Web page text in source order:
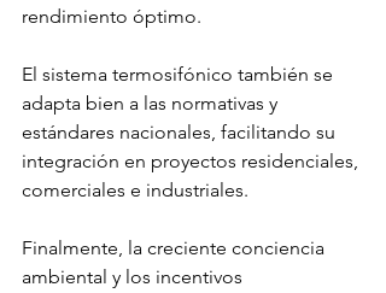
rendimiento óptimo.
El sistema termosifónico también se
adapta bien a las normativas y
estándares nacionales, facilitando su
integración en proyectos residenciales,
comerciales e industriales.
Finalmente, la creciente conciencia
ambiental y los incentivos